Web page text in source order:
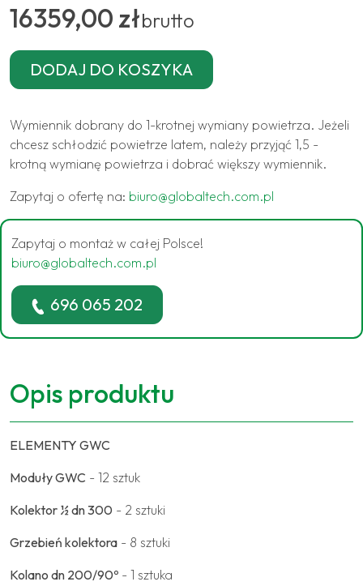
16359,00 złbrutto
Wymiennik dobrany do 1-krotnej wymiany powietrza. Jeżeli
chcesz schłodzić powietrze latem, należy przyjąć 1,5 -
krotną wymianę powietrza i dobrać większy wymiennik.
Zapytaj o ofertę na: biuro@globaltech.com.pl
Zapytaj o montaż w całej Polsce!
biuro@globaltech.com.pl
696 065 202
Opis produktu
ELEMENTY GWC
Moduły GWC - 12 sztuk
Kolektor ½ dn 300 - 2 sztuki
Grzebień kolektora - 8 sztuki
Kolano dn 200/90º - 1 sztuka